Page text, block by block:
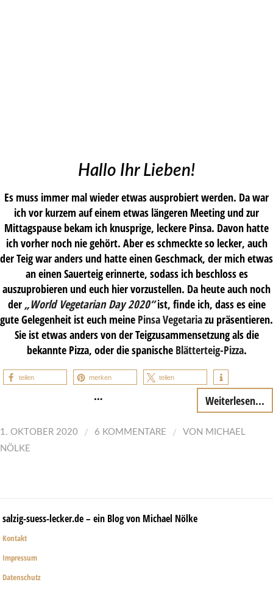
Hallo Ihr Lieben!
Es muss immer mal wieder etwas ausprobiert werden. Da war
ich vor kurzem auf einem etwas längeren Meeting und zur
Mittagspause bekam ich knusprige, leckere Pinsa. Davon hatte
ich vorher noch nie gehört. Aber es schmeckte so lecker, auch
der Teig war anders und hatte einen Geschmack, der mich etwas
an einen Sauerteig erinnerte, sodass ich beschloss es
auszuprobieren und euch hier vorzustellen. Da heute auch noch
der „World Vegetarian Day 2020“ ist, finde ich, dass es eine
gute Gelegenheit ist euch meine Pinsa Vegetariazu präsentieren.
Sie ist etwas anders von der Teigzusammensetzung als die
bekannte Pizza, oder die spanische Blätterteig-Pizza.
teilen merken teilen
… Weiterlesen...
1. OKTOBER 2020 / 6 KOMMENTARE / VON MICHAEL
NÖLKE
salzig-suess-lecker.de – ein Blog von Michael Nölke
Kontakt
Impressum
Datenschutz